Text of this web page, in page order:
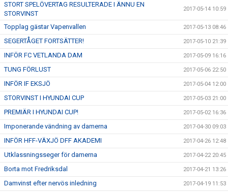
STORT SPELÖVERTAG RESULTERADE I ÄNNU EN
STORVINST
2017-05-14 10:59
Topplag gästar Vapenvallen 2017-05-13 08:46
SEGERTÅGET FORTSÄTTER! 2017-05-10 21:39
INFÖR FC VETLANDA DAM 2017-05-09 16:16
TUNG FÖRLUST 2017-05-06 22:50
INFÖR IF EKSJÖ 2017-05-04 12:00
STORVINST I HYUNDAI CUP 2017-05-03 21:00
PREMIÄR I HYUNDAI CUP! 2017-05-02 16:36
Imponerande vändning av damerna 2017-04-30 09:03
INFÖR HFF-VÄXJÖ DFF AKADEMI 2017-04-26 12:48
Utklassningsseger för damerna 2017-04-22 20:45
Borta mot Fredriksdal 2017-04-21 13:26
Damvinst efter nervös inledning 2017-04-19 11:53